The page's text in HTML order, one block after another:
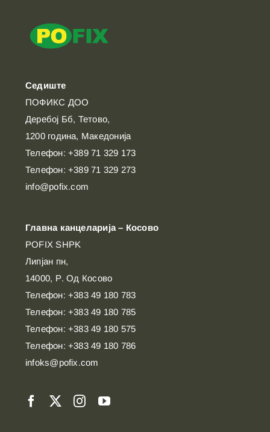
Седиште
ПОФИКС ДОО
Деребој Бб, Тетово,
1200 година, Македонија
Телефон: +389 71 329 173
Телефон: +389 71 329 273
info@pofix.com
Главна канцеларија – Косово
POFIX SHPK
Липјан пн,
14000, Р. Од Косово
Телефон: +383 49 180 783
Телефон: +383 49 180 785
Телефон: +383 49 180 575
Телефон: +383 49 180 786
infoks@pofix.com